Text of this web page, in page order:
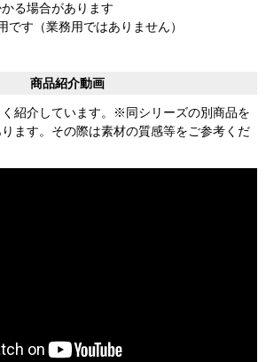
る場合があります
です（業務用ではありません）
商品紹介動画
紹介しています。※同シリーズの別商品を
ます。その際は素材の質感等をご参考くだ